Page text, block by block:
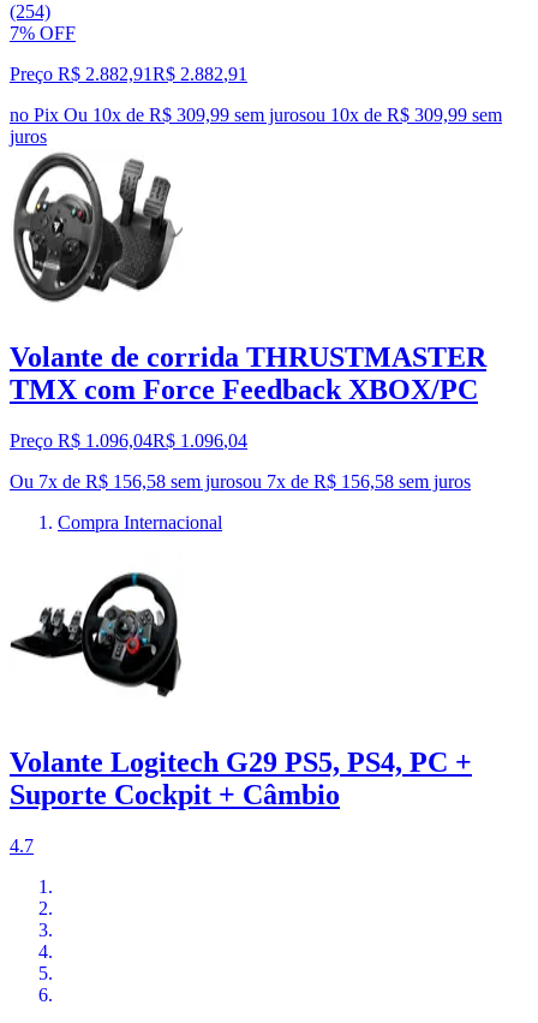
(254)
7% OFF
Preço R$ 2.882,91R$ 2.882,91
no Pix Ou 10x de R$ 309,99 sem jurosou 10x de R$ 309,99 sem
juros
Volante de corrida THRUSTMASTER
TMX com Force Feedback XBOX/PC
Preço R$ 1.096,04R$ 1.096,04
Ou 7x de R$ 156,58 sem jurosou 7x de R$ 156,58 sem juros
Compra Internacional
Volante Logitech G29 PS5, PS4, PC +
Suporte Cockpit + Câmbio
4.7